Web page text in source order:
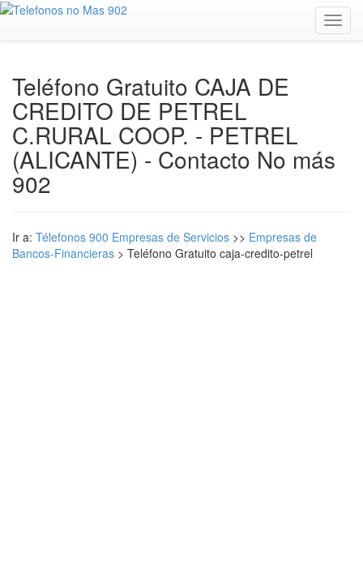
Teléfono Gratuito CAJA DE
CREDITO DE PETREL
C.RURAL COOP. - PETREL
(ALICANTE) - Contacto No más
902
Ir a: Télefonos 900 Empresas de Servicios >> Empresas de
Bancos-Financieras > Teléfono Gratuito caja-credito-petrel